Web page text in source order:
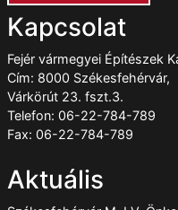
Kapcsolat
Fejér vármegyei Építészek
Cím: 8000 Székesfehérvár,
Várkörút 23. fszt.3.
Telefon: 06-22-784-789
Fax: 06-22-784-789
Aktuális